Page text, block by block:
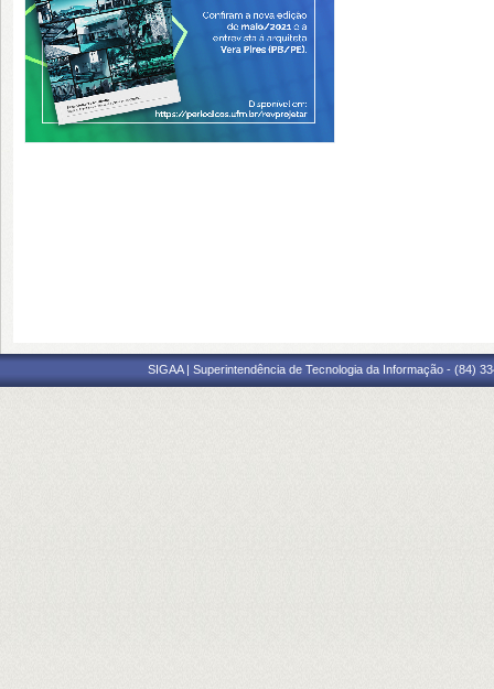
SIGAA | Superintendência de Tecnologia da Informação - (84)